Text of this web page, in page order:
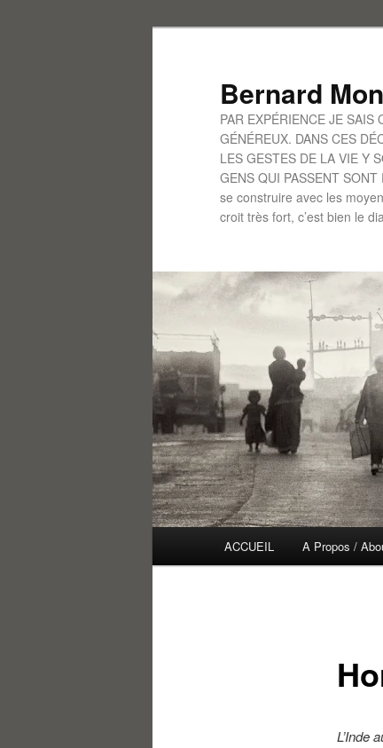
Bernard
PAR EXPÉRIENCE JE
GÉNÉREUX. DANS CES
LES GESTES DE LA VIE Y
GENS QUI PASSENT
se construire avec les
croit très fort, c’est bien le
ACCUEIL A Propos /
L’Inde